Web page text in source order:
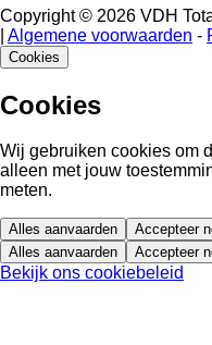
Copyright © 2026 VDH
Algemene voorwaarden -
Cookies
Cookies
Wij gebruiken cookies om
alleen met jouw
meten.
Alles aanvaarden Accepteer
Alles aanvaarden
Accepteer
Bekijk ons cookiebeleid